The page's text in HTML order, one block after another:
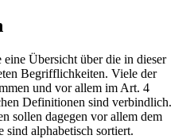
Übersicht über die in dieser
Begrifflichkeiten. Viele der
und vor allem im Art. 4
Definitionen sind verbindlich.
sollen dagegen vor allem dem
alphabetisch sortiert.